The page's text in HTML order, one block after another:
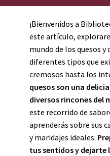
¡Bienvenidos a
este artículo,
mundo de los quesos
diferentes tipos que
cremosos hasta los
quesos son una
diversos rincones del
este recorrido de
aprenderás sobre sus
y maridajes ideales.
tus sentidos y dejarte